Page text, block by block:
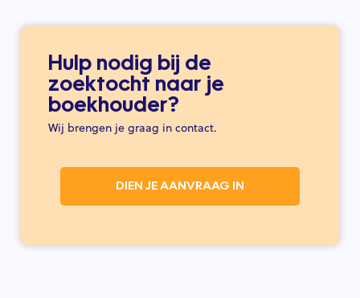
Hulp nodig bij de
zoektocht naar je
boekhouder?
Wij brengen je graag in contact.
DIEN JE AANVRAAG IN